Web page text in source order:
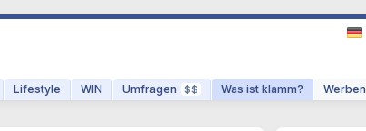
Lifestyle WIN Umfragen $$ Was ist klamm? Werben